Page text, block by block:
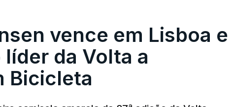
vence em Lisboa e
da Volta a
Bicicleta